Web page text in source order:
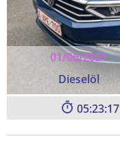
01/06/2021
Dieselöl
05:23:17